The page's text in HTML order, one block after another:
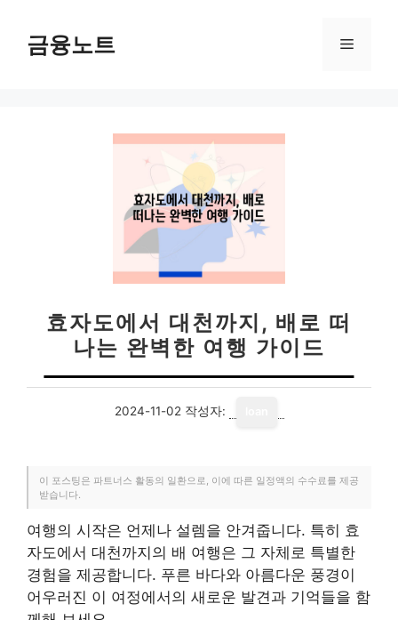
금융노트 메
효자도에서 대천까지, 배로 떠
나는 완벽한 여행 가이드
2024-11-02 작성자:
이 포스팅은 파트너스 활동의 일환으로, 이에 따른 일정액의 수수료를 제공
받습니다.
여행의 시작은 언제나 설렘을 안겨줍니다. 특히 효
자도에서 대천까지의 배 여행은 그 자체로 특별한
경험을 제공합니다. 푸른 바다와 아름다운 풍경이
어우러진 이 여정에서의 새로운 발견과 기억들을 함